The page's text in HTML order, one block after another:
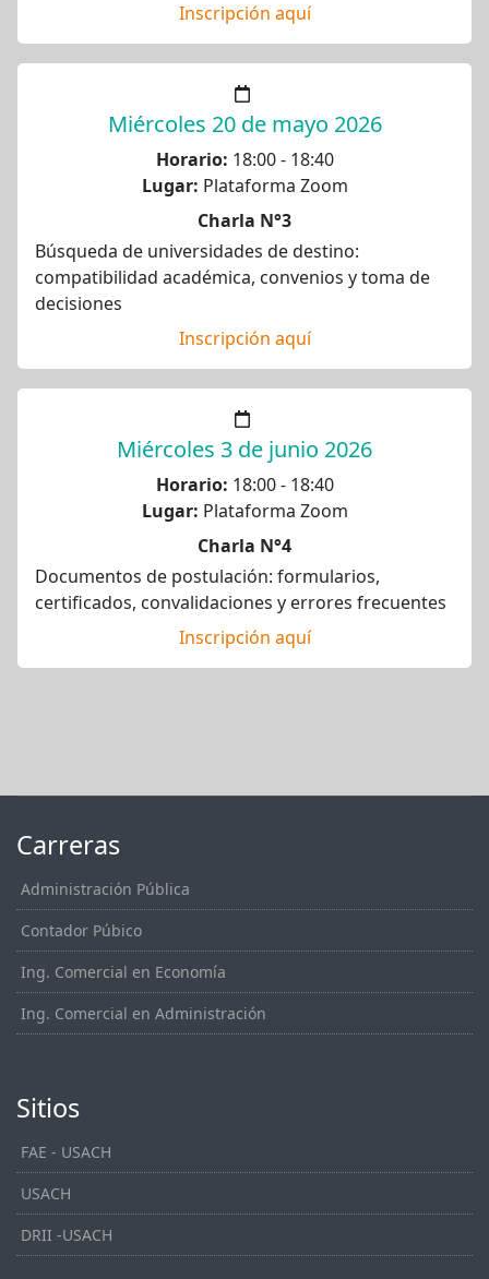
Inscripción aquí
Miércoles 20 de mayo 2026
Horario: 18:00 - 18:40
Lugar: Plataforma Zoom
Charla N°3
Búsqueda de universidades de destino:
compatibilidad académica, convenios y toma de
decisiones
Inscripción aquí
Miércoles 3 de junio 2026
Horario: 18:00 - 18:40
Lugar: Plataforma Zoom
Charla N°4
Documentos de postulación: formularios,
certificados, convalidaciones y errores frecuentes
Inscripción aquí
Carreras
Administración Pública
Contador Púbico
Ing. Comercial en Economía
Ing. Comercial en Administración
Sitios
FAE - USACH
USACH
DRII -USACH